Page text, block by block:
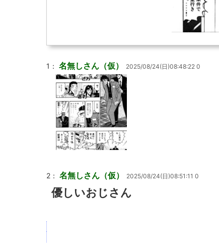
1： 名無しさん（仮） 2025/08/24(日)08:48:22 0
2： 名無しさん（仮） 2025/08/24(日)08:51:11 0
優しいおじさん